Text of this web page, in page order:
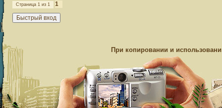
Страница 1 из 1 1
При копировании и